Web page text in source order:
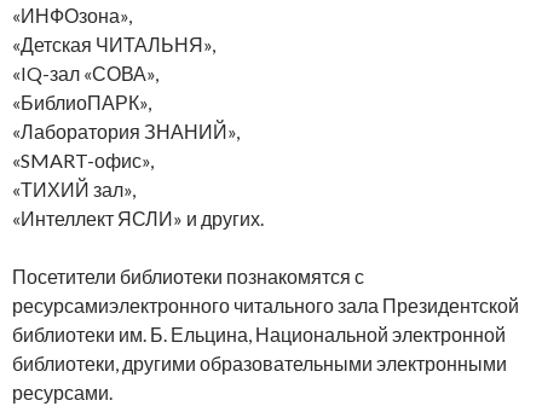
«ИНФОзона»,
«Детская ЧИТАЛЬНЯ»,
«IQ-зал «СОВА»,
«БиблиоПАРК»,
«Лаборатория ЗНАНИЙ»,
«SMART-офис»,
«ТИХИЙ зал»,
«Интеллект ЯСЛИ» и других.
Посетители библиотеки познакомятся с
ресурсамиэлектронного читального зала Президентской
библиотеки им. Б. Ельцина, Национальной электронной
библиотеки, другими образовательными электронными
ресурсами.